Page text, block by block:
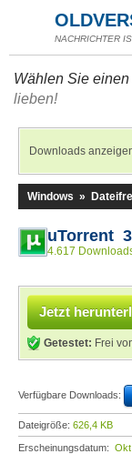
NACHRICHTER
Wählen Sie
lieben!
Downloads
Windows »
uTorrent
4.617
Jetzt
Getestet: Frei
Verfügbare Downloads:
Dateigröße: 626,4 KB
Erscheinungsdatum: Okt